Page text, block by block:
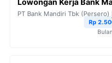
Lowongan Kerja Bank
PT Bank Mandiri Tbk (Persero)
Rp